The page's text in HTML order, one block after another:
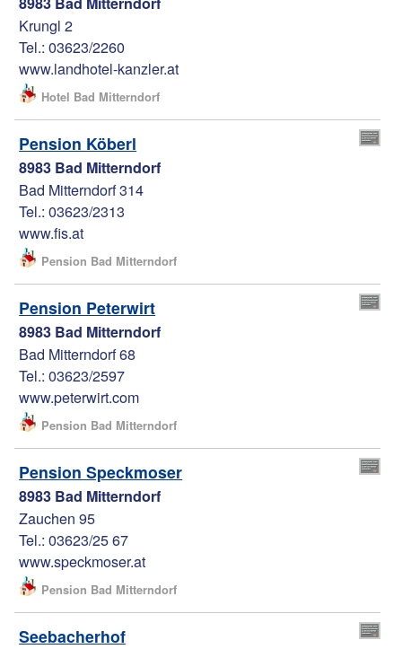
Krungl 2
Tel.: 03623/2260
www.landhotel-kanzler.at
Hotel Bad Mitterndorf
Pension Köberl
8983 Bad Mitterndorf
Bad Mitterndorf 314
Tel.: 03623/2313
www.fis.at
Pension Bad Mitterndorf
Pension Peterwirt
8983 Bad Mitterndorf
Bad Mitterndorf 68
Tel.: 03623/2597
www.peterwirt.com
Pension Bad Mitterndorf
Pension Speckmoser
8983 Bad Mitterndorf
Zauchen 95
Tel.: 03623/25 67
www.speckmoser.at
Pension Bad Mitterndorf
Seebacherhof